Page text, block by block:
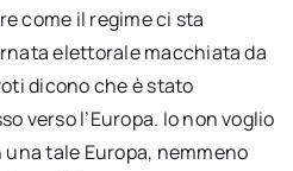
come il regime ci sta
elettorale macchiata da
dicono che è stato
verso l’Europa. Io non voglio
tale Europa, nemmeno